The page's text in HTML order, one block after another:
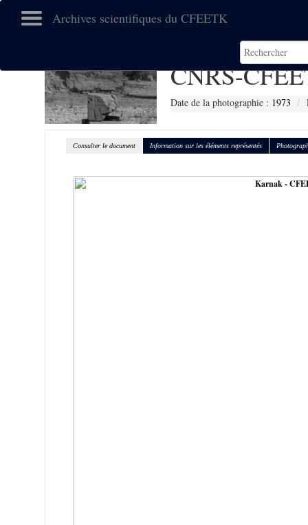
Archives scientifiques du CFEETK
CNRS-
Date de la photographie : 1973
Consulter le document Information sur les éléments représentés